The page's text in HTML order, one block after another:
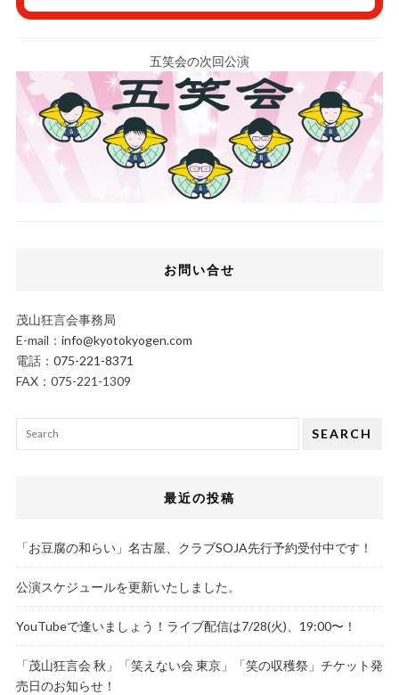
五笑会の次回公演
お問い合せ
茂山狂言会事務局
E-mail： info@kyotokyogen.com
電話： 075-221-8371
FAX：075-221-1309
SEARCH
最近の投稿
「お豆腐の和らい」名古屋、クラブSOJA先行予約受付中です！
公演スケジュールを更新いたしました。
YouTubeで逢いましょう！ライブ配信は7/28(火)、19:00〜！
「茂山狂言会 秋」「笑えない会 東京」「笑の収穫祭」チケット発
売日のお知らせ！